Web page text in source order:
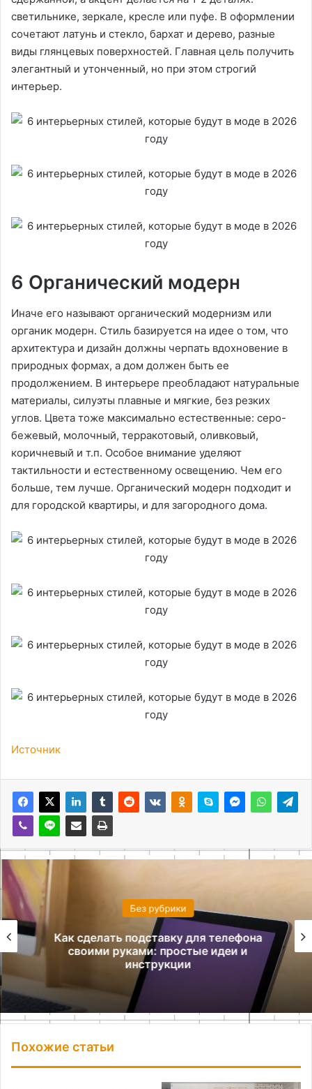
светильнике, зеркале, кресле или пуфе. В оформлении
сочетают латунь и стекло, бархат и дерево, разные
виды глянцевых поверхностей. Главная цель получить
элегантный и утонченный, но при этом строгий
интерьер.
6 Органический модерн
Иначе его называют органический модернизм или
органик модерн. Стиль базируется на идее о том, что
архитектура и дизайн должны черпать вдохновение в
природных формах, а дом должен быть ее
продолжением. В интерьере преобладают натуральные
материалы, силуэты плавные и мягкие, без резких
углов. Цвета тоже максимально естественные: серо-
бежевый, молочный, терракотовый, оливковый,
коричневый и т.п. Особое внимание уделяют
тактильности и естественному освещению. Чем его
больше, тем лучше. Органический модерн подходит и
для городской квартиры, и для загородного дома.
Источник
Без рубрики
Как сделать подставку для телефона
своими руками: простые идеи и
инструкции
Похожие статьи